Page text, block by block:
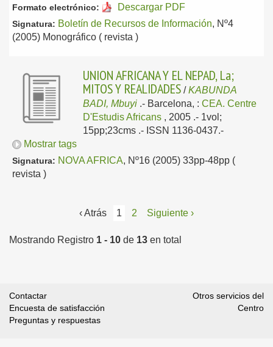
Formato electrónico: Descargar PDF
Signatura: Boletín de Recursos de Información, Nº4
(2005) Monográfico ( revista )
UNION AFRICANA Y EL NEPAD, La;
MITOS Y REALIDADES /KABUNDA
BADI, Mbuyi .- Barcelona, : CEA. Centre
D'Estudis Africans , 2005 .- 1vol;
15pp;23cms .- ISSN 1136-0437.-
Mostrar tags
Signatura: NOVA AFRICA, Nº16 (2005) 33pp-48pp (
revista )
‹ Atrás 1 2 Siguiente ›
Mostrando Registro 1 - 10 de 13 en total
Contactar
Encuesta de satisfacción
Preguntas y respuestas
Otros servicios del
Centro